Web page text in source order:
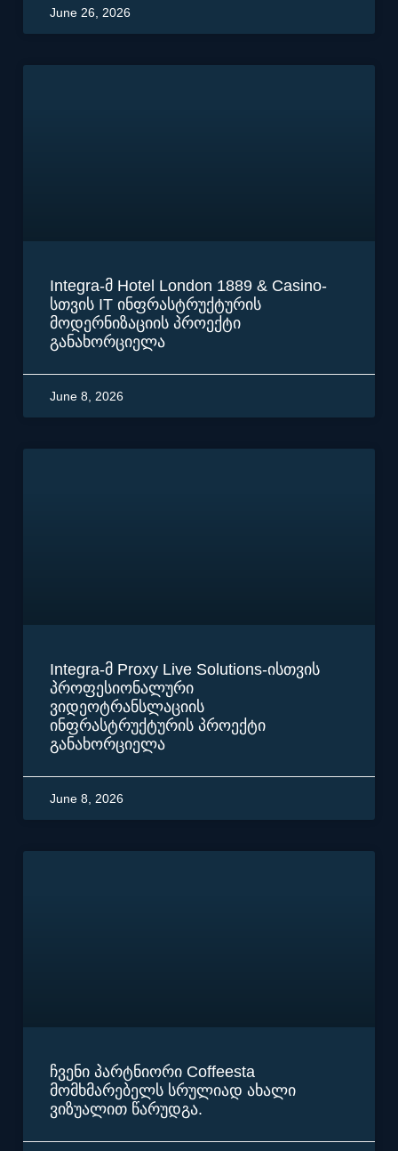
June 26, 2026
Integra-მ Hotel London 1889 & Casino-
სთვის IT ინფრასტრუქტურის
მოდერნიზაციის პროექტი
განახორციელა
June 8, 2026
Integra-მ Proxy Live Solutions-ისთვის
პროფესიონალური
ვიდეოტრანსლაციის
ინფრასტრუქტურის პროექტი
განახორციელა
June 8, 2026
ჩვენი პარტნიორი Coffeesta
მომხმარებელს სრულიად ახალი
ვიზუალით წარუდგა.